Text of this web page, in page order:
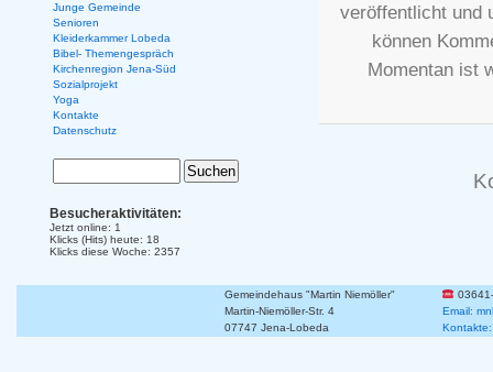
veröffentlicht und
können
Momentan ist
Junge Gemeinde
Senioren
Kleiderkammer Lobeda
Bibel- Themengespräch
Kirchenregion Jena-Süd
Sozialprojekt
Yoga
Kontakte
Datenschutz
Besucheraktivitäten:
Jetzt online: 1
Klicks (Hits) heute: 18
Klicks diese Woche: 2357
Gemeindehaus "Martin Niemöller"
Martin-Niemöller-Str. 4
Email:
07747 Jena-Lobeda